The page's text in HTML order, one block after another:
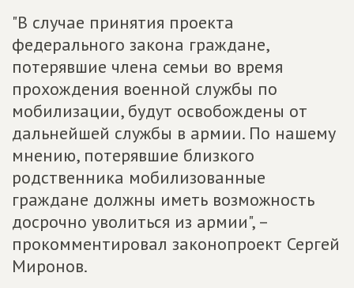
"В случае принятия проекта
федерального закона граждане,
потерявшие члена семьи во время
прохождения военной службы по
мобилизации, будут освобождены от
дальнейшей службы в армии. По нашему
мнению, потерявшие близкого
родственника мобилизованные
граждане должны иметь возможность
досрочно уволиться из армии", –
прокомментировал законопроект Сергей
Миронов.